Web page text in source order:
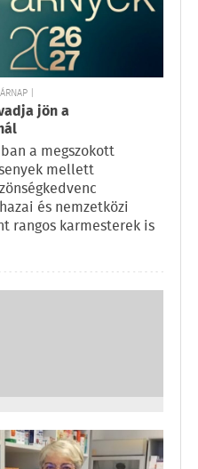
|
jön a
a megszokott
mellett
és nemzetközi
rangos karmesterek is